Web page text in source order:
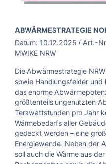
BROSCHÜRE:
ABWÄRMESTRATEGIE
Datum: 10.12.2025 / Art.-
MWIKE NRW
Die Abwärmestrategie
sowie Handlungsfelder und
das enorme
größtenteils ungenutzten
Terawattstunden pro Jahr
Wärmebedarfs aller
gedeckt werden – eine
Energiewende. Neben der
soll auch die Wärme aus